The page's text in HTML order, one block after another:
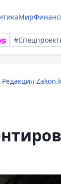
Мир
Редакция